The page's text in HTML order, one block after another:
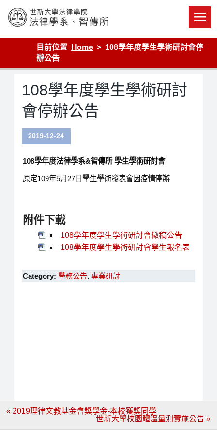
content
世新大學法律學院-法律學系-智慧財產暨科技法律研究所
目前位置
Home
108學年度學生學術研討會停
辦公告
108學年度學生學術研討
會停辦公告
2019-12-24
108學年度法律學系&智傳所 學生學術研討會
原定109年5月27日學生學術發表會因疫情停辦
附件下載
108學年度學生學術研討會徵稿公告
108學年度學生學術研討會學生報名表
Category: 學務公告, 專業研討
文
« 2019理律文教基金會獎學金-本校獲獎同學
世新大學校園體溫量測實施公告 »